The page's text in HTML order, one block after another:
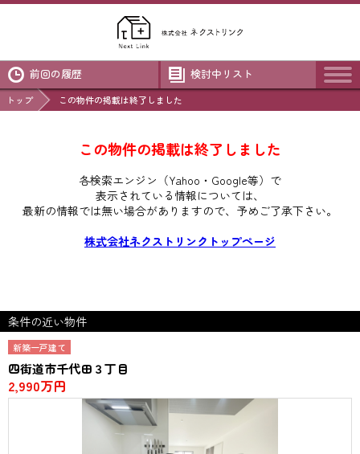
前回の履歴 検討中リスト
トップ この物件の掲載は終了しました
この物件の掲載は終了しました
各検索エンジン（Yahoo・Google等）で
表示されている情報については、
最新の情報では無い場合がありますので、 予めご了承下さい。
株式会社ネクストリンクトップページ
条件の近い物件
新築一戸建て
四街道市千代田３丁目
2,990万円